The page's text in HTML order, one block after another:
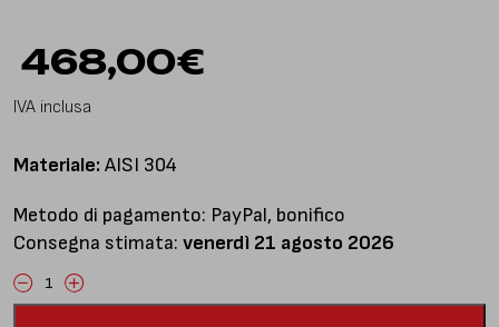
€
468,00
IVA inclusa
Materiale: AISI 304
Metodo di pagamento: PayPal, bonifico
Consegna stimata: venerdì 21 agosto 2026
Cooper